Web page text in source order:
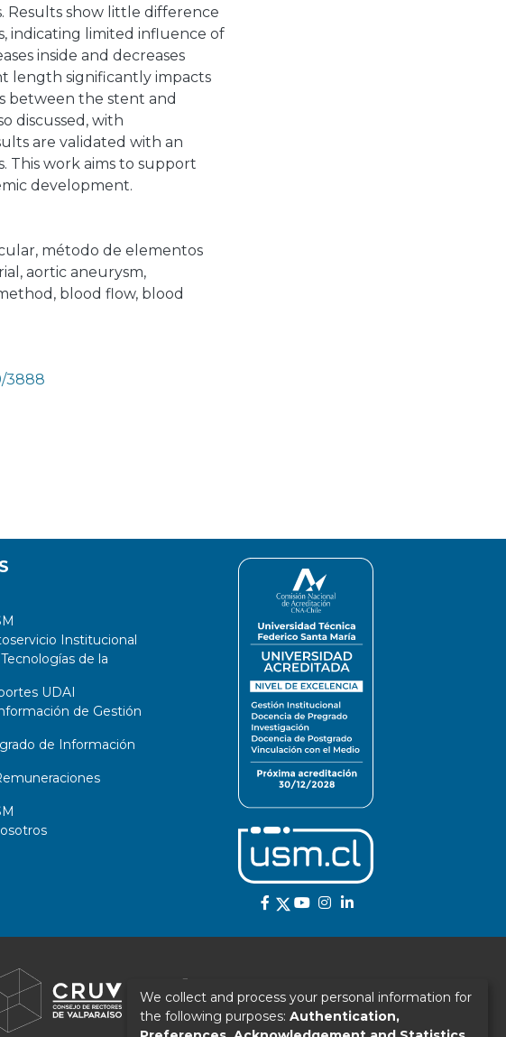
Results show little difference
indicating limited influence of
inside and decreases
length significantly impacts
between the stent and
discussed, with
are validated with an
This work aims to support
development.
, método de elementos
, aortic aneurysm,
, blood flow, blood
3888
Institucional
de la
UDAI
de Gestión
de Información
We collect and process your personal information for
the following purposes: Authentication,